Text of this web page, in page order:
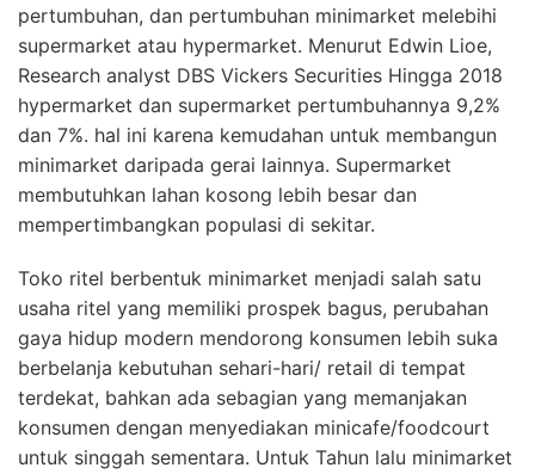
pertumbuhan, dan pertumbuhan minimarket melebihi
supermarket atau hypermarket. Menurut Edwin Lioe,
Research analyst DBS Vickers Securities Hingga 2018
hypermarket dan supermarket pertumbuhannya 9,2%
dan 7%. hal ini karena kemudahan untuk membangun
minimarket daripada gerai lainnya. Supermarket
membutuhkan lahan kosong lebih besar dan
mempertimbangkan populasi di sekitar.
Toko ritel berbentuk minimarket menjadi salah satu
usaha ritel yang memiliki prospek bagus, perubahan
gaya hidup modern mendorong konsumen lebih suka
berbelanja kebutuhan sehari-hari/ retail di tempat
terdekat, bahkan ada sebagian yang memanjakan
konsumen dengan menyediakan minicafe/foodcourt
untuk singgah sementara. Untuk Tahun lalu minimarket